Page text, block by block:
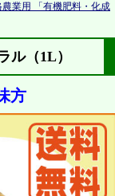
農業用 「有機肥料・化成
（1L）
方